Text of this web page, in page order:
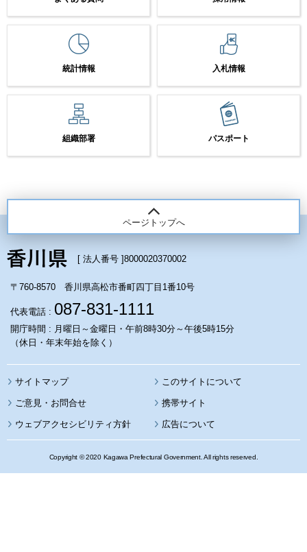
統計情報 入札情報
組織部署 パスポート
ページトップへ
[ 法人番号 ]8000020370002
〒760-8570 香川県高松市番町四丁目1番10号
代表電話 : 087-831-1111
開庁時間 : 月曜日～金曜日・午前8時30分～午後5時15分
（休日・年末年始を除く）
サイトマップ このサイトについて
携帯サイト
ウェブアクセシビリティ方針 広告について
Copyright © 2020 Kagawa Prefectural Government. All rights reserved.